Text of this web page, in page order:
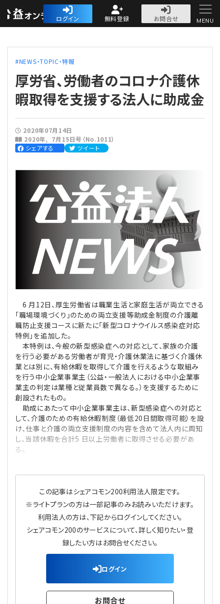
公益・一般法人オ
ログイン 無料登録
お問合せ
人気記事
法人運営
法人運営
理事会
評議員会・社員総会
理事・監事
評議員
定款関連
法改正-法人運営
会計・税務
会計・税務
定期提出書類
会計処理
寄附
インボイス
電子帳簿保存法
労務管理
給与計算
利益相反取引
法改正-法務
経営
IT
論壇
カレンダー
NEWS・TOPIC・特報
【連載】オピニオンリーダーのnote
【連載】会計相談室
【連載】公益法人運営実務の処方箋
【連載】公益法人会計検定試験一問一答
【連載】公益法人のための「新公益信託」活用戦略
【連載】これからの時代の資産運用
【連載】採用・定着・育成のための人事戦略
【連載】事例に学ぶ立入検査で想定される指摘事項
【連載】シェアコモン200インタビュー
【連載】シェアコモン200 誌上相談室
【連載】実務と税務のポイント
【連載】事務局だよりPLUS
【連載】テーマで紐解く逆引きガイドライン
【連載】悩みと向き合う経営学
【連載】非営利法人AtoZei
公益・一般法人オンラインとは
登録案内
専門誌一覧
お問合せ
プライバシーポリシー
MENU
NEWS・TOPIC・特報
厚労省、労働者のコロナ介護休
暇取得を支援する法人に助成金
2020年07月14日
2020年
７月15日号（No.1011）
シェアする
ツイート
6 月12日、厚生労働省は職業生活と家庭生活が両立できる
「職場環境づくり」のための両立支援等助成金制度の介護離
職防止支援コースに新たに「新型コロナウイルス感染症対応
特例」を追加した。
本特例は、今般の新型感染症への対応として、家族の介護
を行う必要がある労働者が育児・介護休業法に基づく介護休
業とは別に、有給休暇を取得して介護を行えるような取組み
を行う中小企業事業主（公益・一般法人における中小企業事
業主の判定は業種と従業員数で異なる。）を支援するために
創設されたもの。
助成にあたって中小企業事業主は、新型感染症への対応と
して、介護のための有給休暇制度（最低20日間取得可能）を設
け、仕事と介護の両立支援制度の内容を含めて法人内に周知
し、当該休暇を合計5 日以上労働者に取得させる必要があ
る。
この記事はシェアコモン200利用法人限定です。
※ライトプランの方は一部記事のみお読みいただけます。
利用法人の方は、下記からログインしてください。
シェアコモン200のサービスについて、詳しく知りたい・登
録したい方はお問合せください。
ログイン
お問合せ